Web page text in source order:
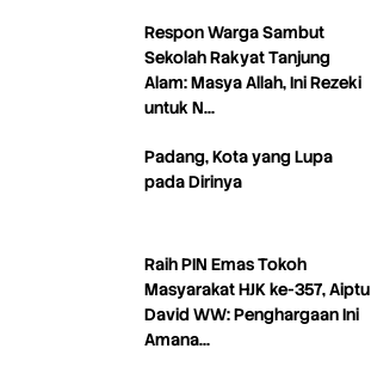
Respon Warga Sambut
Sekolah Rakyat Tanjung
Alam: Masya Allah, Ini Rezeki
untuk N…
Padang, Kota yang Lupa
pada Dirinya
Raih PIN Emas Tokoh
Masyarakat HJK ke-357, Aiptu
David WW: Penghargaan Ini
Amana…